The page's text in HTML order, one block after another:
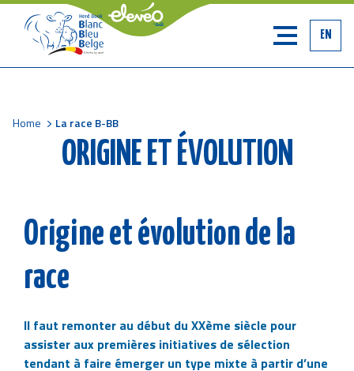
EN
Breadcrumb
Home La race B-BB
ORIGINE ET ÉVOLUTION
Origine et évolution de la
race
Il faut remonter au début du XXème siècle pour
assister aux premières initiatives de sélection
tendant à faire émerger un type mixte à partir d’une